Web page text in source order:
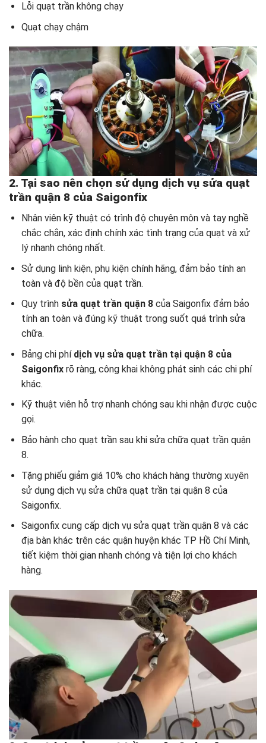
Lỗi quạt trần không chạy
Quạt chạy chậm
2. Tại sao nên chọn sử dụng dịch vụ sửa quạt
trần quận 8 của Saigonfix
Nhân viên kỹ thuật có trình độ chuyên môn và tay nghề
chắc chắn, xác định chính xác tình trạng của quạt và xử
lý nhanh chóng nhất.
Sử dụng linh kiện, phụ kiện chính hãng, đảm bảo tính an
toàn và độ bền của quạt trần.
Quy trình sửa quạt trần quận 8 của Saigonfix đảm bảo
tính an toàn và đúng kỹ thuật trong suốt quá trình sửa
chữa.
Bảng chi phí dịch vụ sửa quạt trần tại quận 8 của
Saigonfixrõ ràng, công khai không phát sinh các chi phí
khác.
Kỹ thuật viên hỗ trợ nhanh chóng sau khi nhận được cuộc
gọi.
Bảo hành cho quạt trần sau khi sửa chữa quạt trần quận
8.
Tặng phiếu giảm giá 10% cho khách hàng thường xuyên
sử dụng dịch vụ sửa chữa quạt trần tại quận 8 của
Saigonfix.
Saigonfix cung cấp dịch vụ sửa quạt trần quận 8 và các
địa bàn khác trên các quận huyện khác TP Hồ Chí Minh,
tiết kiệm thời gian nhanh chóng và tiện lợi cho khách
hàng.